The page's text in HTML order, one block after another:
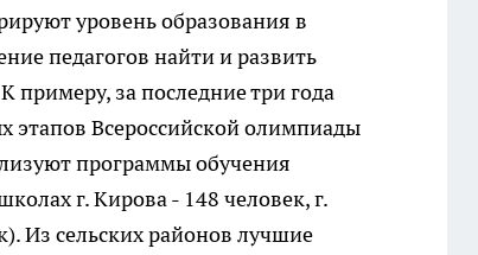
уровень образования в
педагогов найти и развить
за последние три года
этапов Всероссийской олимпиады
программы обучения
г. Кирова - 148 человек, г.
Из сельских районов лучшие